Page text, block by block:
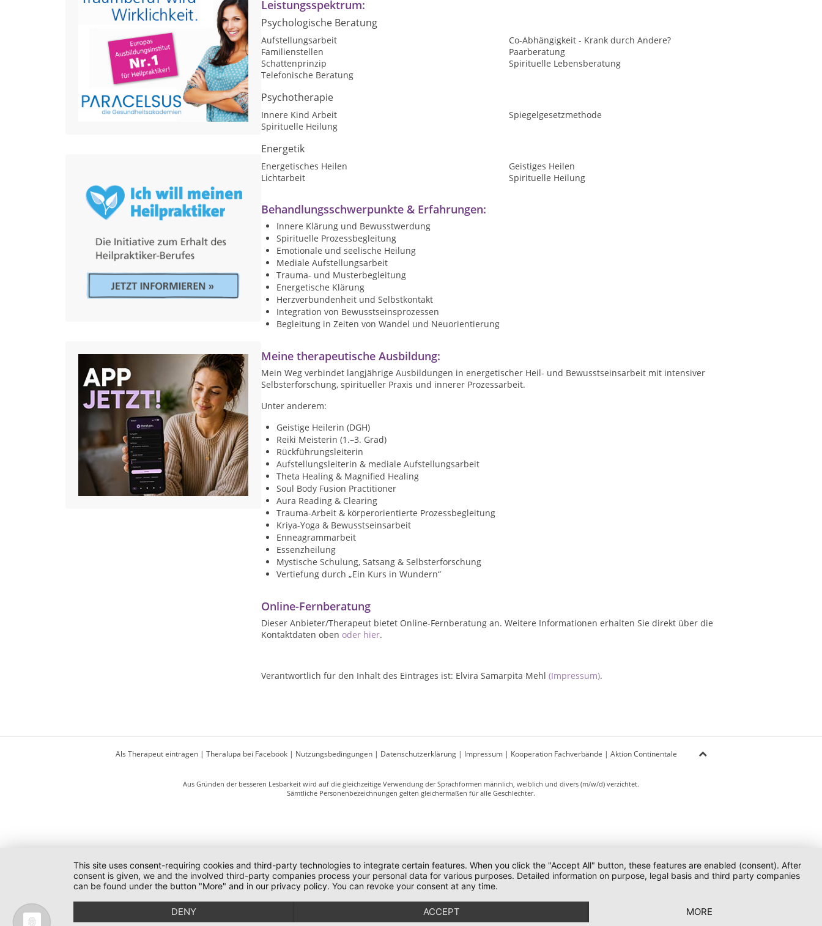
Leistungsspektrum:
Psychologische Beratung
Aufstellungsarbeit
Co-Abhängigkeit - Krank durch Andere?
Familienstellen
Paarberatung
Schattenprinzip
Spirituelle Lebensberatung
Telefonische Beratung
Psychotherapie
Innere Kind Arbeit
Spiegelgesetzmethode
Spirituelle Heilung
Energetik
Energetisches Heilen
Geistiges Heilen
Lichtarbeit
Spirituelle Heilung
Behandlungsschwerpunkte & Erfahrungen:
Innere Klärung und Bewusstwerdung
Spirituelle Prozessbegleitung
Emotionale und seelische Heilung
Mediale Aufstellungsarbeit
Trauma- und Musterbegleitung
Energetische Klärung
Herzverbundenheit und Selbstkontakt
Integration von Bewusstseinsprozessen
Begleitung in Zeiten von Wandel und Neuorientierung
Meine therapeutische Ausbildung:
Mein Weg verbindet langjährige Ausbildungen in energetischer Heil- und Bewusstseinsarbeit mit intensiver
Selbsterforschung, spiritueller Praxis und innerer Prozessarbeit.
Unter anderem:
Geistige Heilerin (DGH)
Reiki Meisterin (1.–3. Grad)
Rückführungsleiterin
Aufstellungsleiterin & mediale Aufstellungsarbeit
Theta Healing & Magnified Healing
Soul Body Fusion Practitioner
Aura Reading & Clearing
Trauma-Arbeit & körperorientierte Prozessbegleitung
Kriya-Yoga & Bewusstseinsarbeit
Enneagrammarbeit
Essenzheilung
Mystische Schulung, Satsang & Selbsterforschung
Vertiefung durch „Ein Kurs in Wundern“
Online-Fernberatung
Dieser Anbieter/Therapeut bietet Online-Fernberatung an. Weitere Informationen erhalten Sie direkt über die
Kontaktdaten oben oder hier.
Verantwortlich für den Inhalt des Eintrages ist: Elvira Samarpita Mehl (Impressum).
Als Therapeut eintragen| Theralupa bei Facebook| Nutzungsbedingungen| Datenschutzerklärung| Impressum| Kooperation Fachverbände | Aktion Continentale
Aus Gründen der besseren Lesbarkeit wird auf die gleichzeitige Verwendung der Sprachformen männlich, weiblich und divers (m/w/d) verzichtet.
Sämtliche Personenbezeichnungen gelten gleichermaßen für alle Geschlechter.
This site uses consent-requiring cookies and third-party technologies to integrate certain features. When you click the "Accept All" button, these features are enabled (consent). After
consent is given, we and the involved third-party companies process your personal data for various purposes. Detailed information on purpose, legal basis and third party companies
can be found under the button "More" and in our privacy policy. You can revoke your consent at any time.
DENY ACCEPT MORE